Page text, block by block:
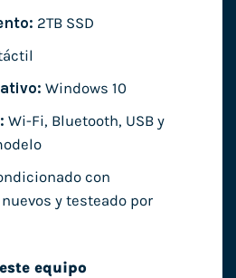
2TB SSD
Windows 10
Wi-Fi, Bluetooth, USB y
con
y testeado por
equipo